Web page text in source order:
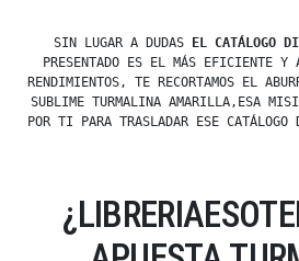
SIN LUGAR A DUDAS EL CATÁLOGO
PRESENTADO ES EL MÁS EFICIENTE Y
RENDIMIENTOS, TE RECORTAMOS EL
SUBLIME TURMALINA AMARILLA,ESA
POR TI PARA TRASLADAR ESE